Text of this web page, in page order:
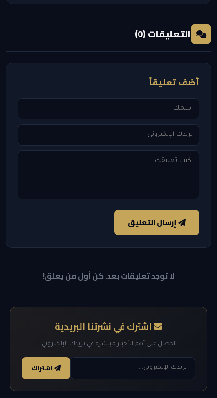
التعليقات (0)
أضف تعليقاً
إرسال التعليق
لا توجد تعليقات بعد. كن أول من يعلق!
اشترك في نشرتنا البريدية
احصل على أهم الأخبار مباشرة في بريدك الإلكتروني
اشتراك